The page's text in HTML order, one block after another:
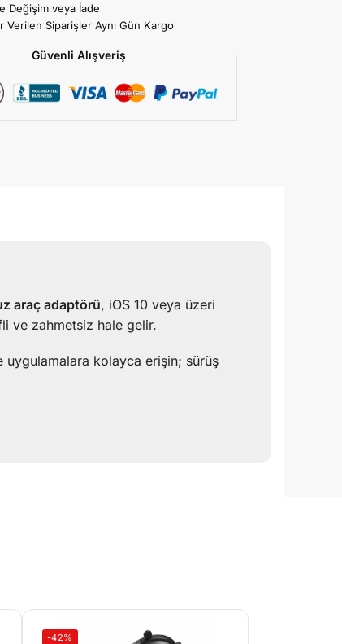
Değişim veya İade
Verilen Siparişler Aynı Gün Kargo
Güvenli Alışveriş
araç adaptörü, iOS 10 veya üzeri
ve zahmetsiz hale gelir.
kolayca erişin; sürüş
-42%